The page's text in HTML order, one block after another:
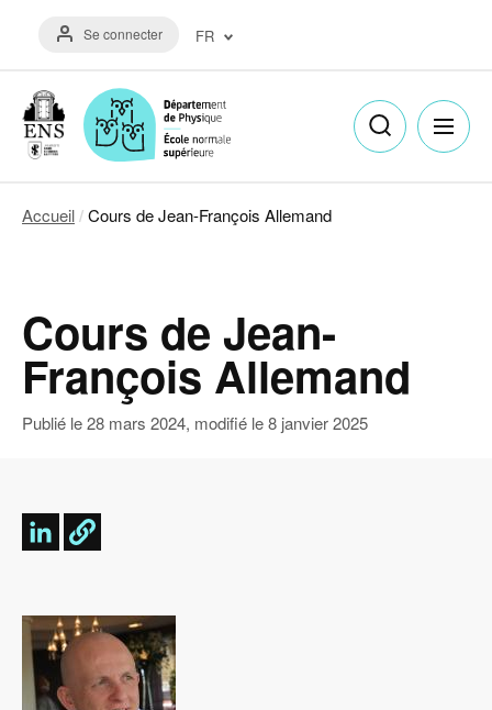
contenu
Menu
du
de
l'utilisateur
Se connecter FR
English
(EN)
Accueil Cours de Jean-François Allemand
Cours de Jean-
François Allemand
Publié le28 mars 2024, modifié le8 janvier 2025
Image